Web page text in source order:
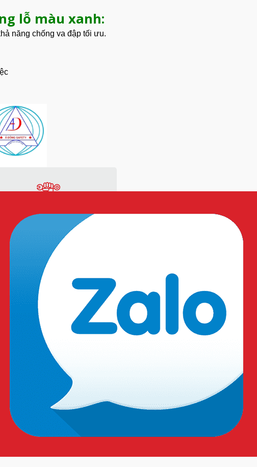
lỗ màu xanh:
năng chống va đập tối ưu.
động